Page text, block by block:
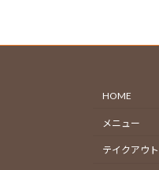
HOME
メニュー
テイクアウト